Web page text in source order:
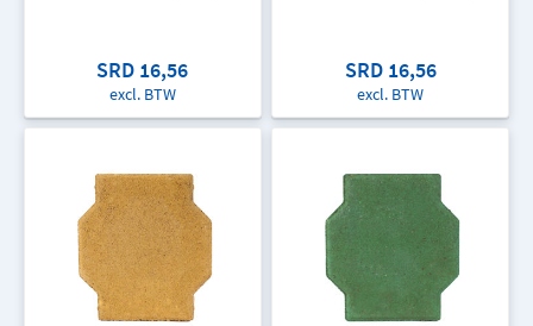
SRD 16,56
excl. BTW
SRD 16,56
excl. BTW